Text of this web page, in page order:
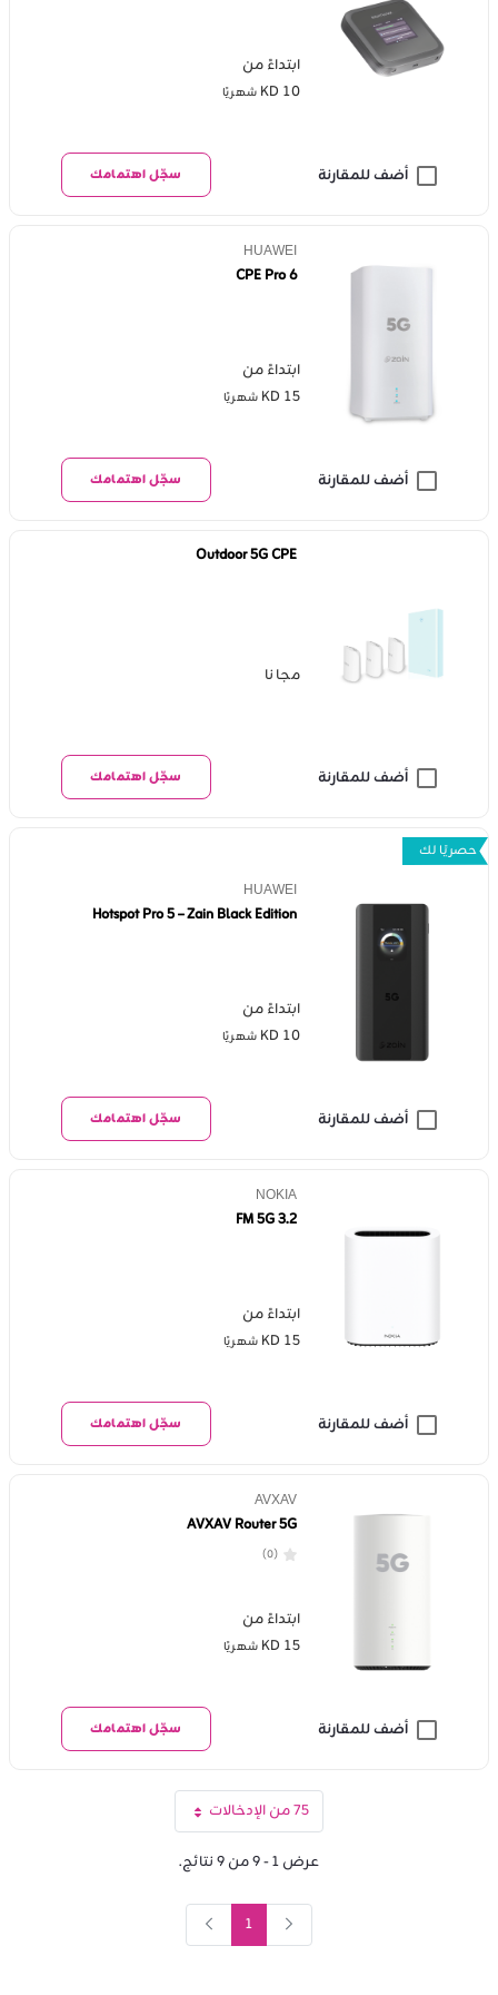
ابتداءً من
KD 10 شهريًا
أضف للمقارنة سجّل اهتمامك
HUAWEI
CPE Pro 6
ابتداءً من
KD 15 شهريًا
أضف للمقارنة سجّل اهتمامك
Outdoor 5G CPE
مجانا
أضف للمقارنة سجّل اهتمامك
حصريًا لك
HUAWEI
Hotspot Pro 5 – Zain Black Edition
ابتداءً من
KD 10 شهريًا
أضف للمقارنة سجّل اهتمامك
NOKIA
FM 5G 3.2
ابتداءً من
KD 15 شهريًا
أضف للمقارنة سجّل اهتمامك
AVXAV
AVXAV Router 5G
(0)
ابتداءً من
KD 15 شهريًا
أضف للمقارنة سجّل اهتمامك
75 من الإدخالات
لكل صفحة
عرض ١ - ٩ من ٩ نتائج.
الصفحة1